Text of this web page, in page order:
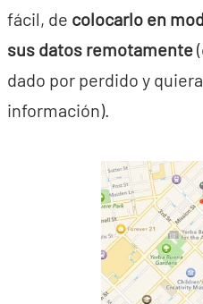
fácil, de colocarlo en
sus datos remotamente
dado por perdido y
información).